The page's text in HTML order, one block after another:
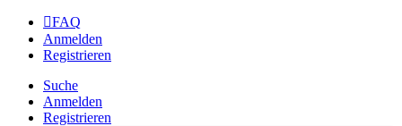
FAQ
Anmelden
Registrieren
Suche
Anmelden
Registrieren